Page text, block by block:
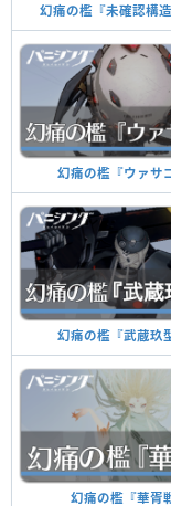
幻痛の檻『未確認構造
幻痛の檻『ウァサ
幻痛の檻『武蔵玖
幻痛の檻『華胥